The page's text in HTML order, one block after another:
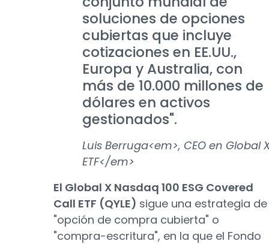
soluciones de opciones
cubiertas que incluye
cotizaciones en EE.UU.,
Europa y Australia, con
más de 10.000 millones de
dólares en activos
gestionados".
Luis Berruga<em>, CEO en Global
ETF</em>
El Global X Nasdaq 100 ESG Covered
Call ETF (QYLE) sigue una estrategia de
"opción de compra cubierta" o
"compra-escritura", en la que el Fondo